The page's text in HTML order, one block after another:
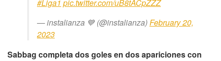
#Liga1 pic.twitter.com/uB8tACpZZZ
— instalianza 💙 (@instalianza)February 20,
2023
Sabbag completa dos goles en dos apariciones con